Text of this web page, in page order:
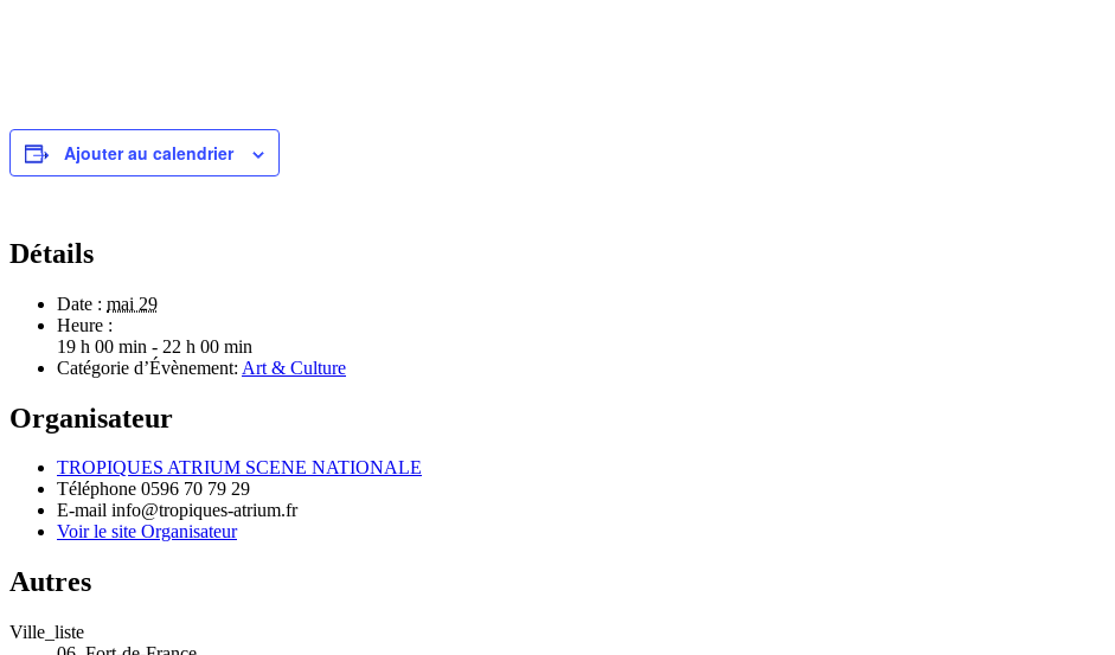
Ajouter au calendrier
Détails
Date : mai 29
Heure :
19 h 00 min - 22 h 00 min
Catégorie d’Évènement: Art & Culture
Organisateur
TROPIQUES ATRIUM SCENE NATIONALE
Téléphone 0596 70 79 29
E-mail info@tropiques-atrium.fr
Voir le site Organisateur
Autres
Ville_liste